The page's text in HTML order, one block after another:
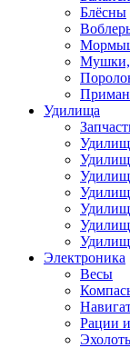
Блёсны
Мушки,
Удилища
Электроника
Весы
Рации